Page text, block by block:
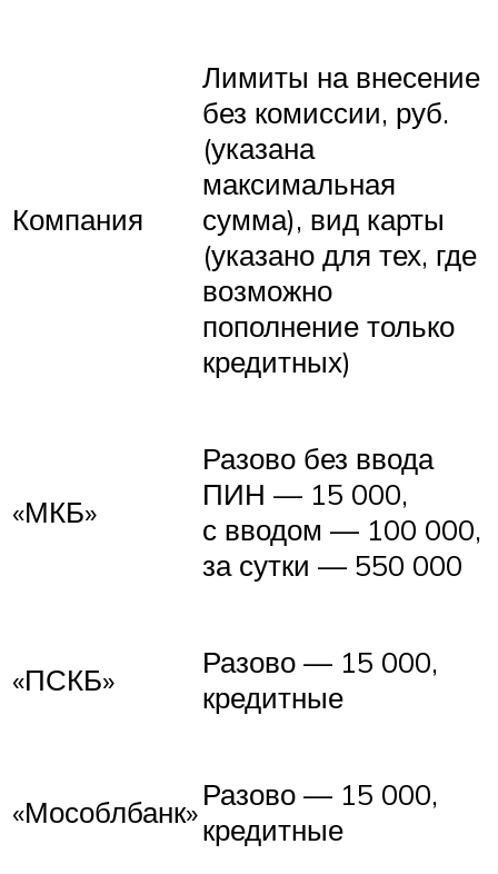
Компания
Лимиты на внесение
без комиссии, руб.
(указана
максимальная
сумма), вид карты
(указано для тех, где
возможно
пополнение только
кредитных)
«МКБ»
Разово без ввода
ПИН — 15 000,
с вводом — 100 000,
за сутки — 550 000
«ПСКБ»
Разово — 15 000,
кредитные
«Мособлбанк»Разово — 15 000,
кредитные